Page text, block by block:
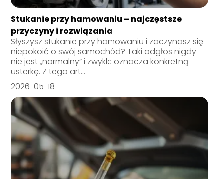
Stukanie przy hamowaniu – najczęstsze
przyczyny i rozwiązania
Słyszysz stukanie przy hamowaniu i zaczynasz się
niepokoić o swój samochód? Taki odgłos nigdy
nie jest „normalny” i zwykle oznacza konkretną
usterkę. Z tego art...
2026-05-18